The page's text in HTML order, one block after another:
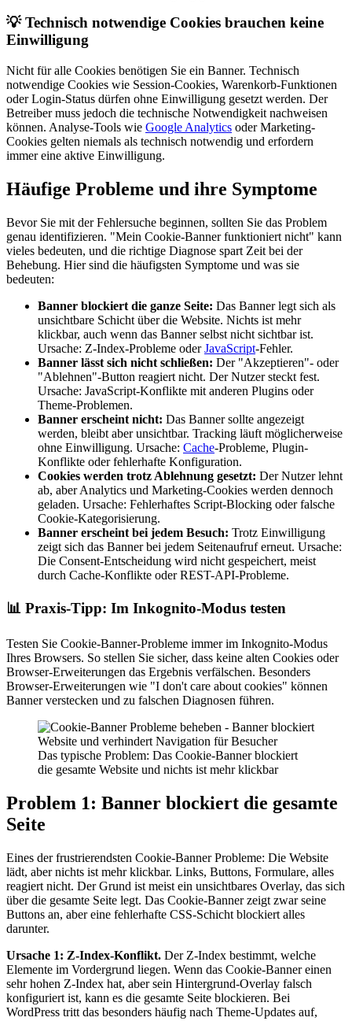
💡Technisch notwendige Cookies brauchen keine
Einwilligung
Nicht für alle Cookies benötigen Sie ein Banner. Technisch
notwendige Cookies wie Session-Cookies, Warenkorb-Funktionen
oder Login-Status dürfen ohne Einwilligung gesetzt werden. Der
Betreiber muss jedoch die technische Notwendigkeit nachweisen
können. Analyse-Tools wie Google Analytics oder Marketing-
Cookies gelten niemals als technisch notwendig und erfordern
immer eine aktive Einwilligung.
Häufige Probleme und ihre Symptome
Bevor Sie mit der Fehlersuche beginnen, sollten Sie das Problem
genau identifizieren. "Mein Cookie-Banner funktioniert nicht" kann
vieles bedeuten, und die richtige Diagnose spart Zeit bei der
Behebung. Hier sind die häufigsten Symptome und was sie
bedeuten:
Banner blockiert die ganze Seite: Das Banner legt sich als
unsichtbare Schicht über die Website. Nichts ist mehr
klickbar, auch wenn das Banner selbst nicht sichtbar ist.
Ursache: Z-Index-Probleme oderJavaScript-Fehler.
Banner lässt sich nicht schließen: Der "Akzeptieren"- oder
"Ablehnen"-Button reagiert nicht. Der Nutzer steckt fest.
Ursache: JavaScript-Konflikte mit anderen Plugins oder
Theme-Problemen.
Banner erscheint nicht: Das Banner sollte angezeigt
werden, bleibt aber unsichtbar. Tracking läuft möglicherweise
ohne Einwilligung. Ursache: Cache-Probleme, Plugin-
Konflikte oder fehlerhafte Konfiguration.
Cookies werden trotz Ablehnung gesetzt: Der Nutzer lehnt
ab, aber Analytics und Marketing-Cookies werden dennoch
geladen. Ursache: Fehlerhaftes Script-Blocking oder falsche
Cookie-Kategorisierung.
Banner erscheint bei jedem Besuch: Trotz Einwilligung
zeigt sich das Banner bei jedem Seitenaufruf erneut. Ursache:
Die Consent-Entscheidung wird nicht gespeichert, meist
durch Cache-Konflikte oder REST-API-Probleme.
📊 Praxis-Tipp: Im Inkognito-Modus testen
Testen Sie Cookie-Banner-Probleme immer im Inkognito-Modus
Ihres Browsers. So stellen Sie sicher, dass keine alten Cookies oder
Browser-Erweiterungen das Ergebnis verfälschen. Besonders
Browser-Erweiterungen wie "I don't care about cookies" können
Banner verstecken und zu falschen Diagnosen führen.
Das typische Problem: Das Cookie-Banner blockiert
die gesamte Website und nichts ist mehr klickbar
Problem 1: Banner blockiert die gesamte
Seite
Eines der frustrierendsten Cookie-Banner Probleme: Die Website
lädt, aber nichts ist mehr klickbar. Links, Buttons, Formulare, alles
reagiert nicht. Der Grund ist meist ein unsichtbares Overlay, das sich
über die gesamte Seite legt. Das Cookie-Banner zeigt zwar seine
Buttons an, aber eine fehlerhafte CSS-Schicht blockiert alles
darunter.
Ursache 1: Z-Index-Konflikt. Der Z-Index bestimmt, welche
Elemente im Vordergrund liegen. Wenn das Cookie-Banner einen
sehr hohen Z-Index hat, aber sein Hintergrund-Overlay falsch
konfiguriert ist, kann es die gesamte Seite blockieren. Bei
WordPress tritt das besonders häufig nach Theme-Updates auf,